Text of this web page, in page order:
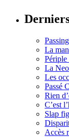
La
Périple
La
Les
Passé
Rien
C’est
Slap
Accès